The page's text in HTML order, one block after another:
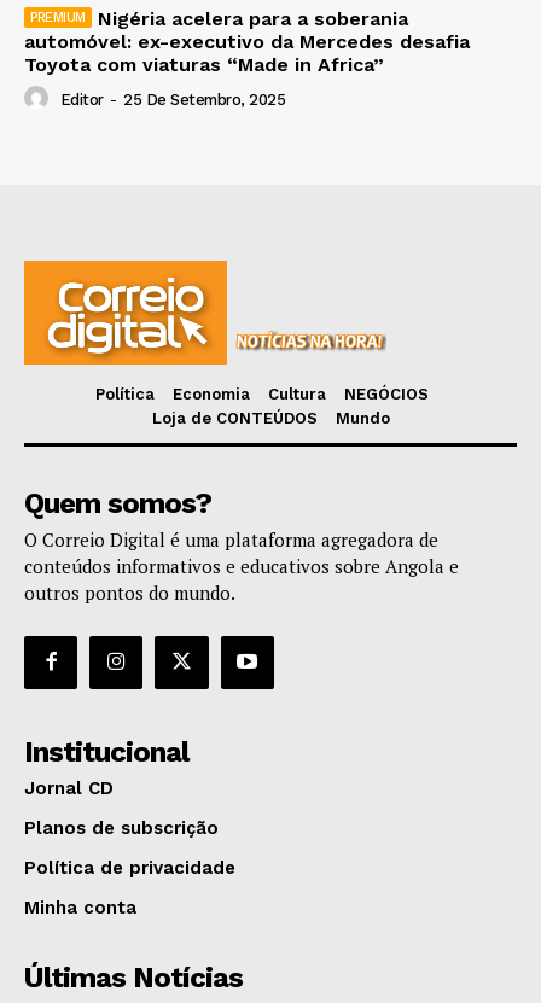
Nigéria acelera para a soberania
automóvel: ex-executivo da Mercedes desafia
Toyota com viaturas “Made in Africa”
Editor - 25 De Setembro, 2025
Política Economia Cultura
NEGÓCIOS
Loja de CONTEÚDOS
Mundo
Quem somos?
O Correio Digital é uma plataforma agregadora de
conteúdos informativos e educativos sobre Angola e
outros pontos do mundo.
Institucional
Jornal CD
Planos de subscrição
Política de privacidade
Minha conta
Últimas Notícias